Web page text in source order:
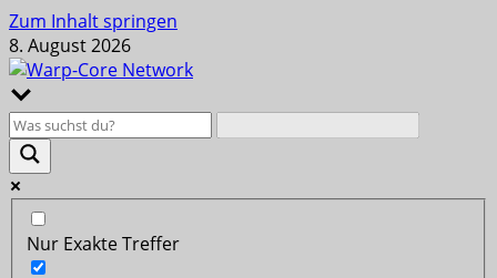
Zum Inhalt springen
8. August 2026
Nur Exakte Treffer